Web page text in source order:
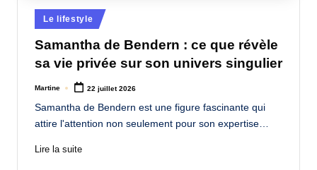
Posted
in
Le lifestyle
Samantha de Bendern : ce que révèle
sa vie privée sur son univers singulier
Posted
Martine 22 juillet 2026
Samantha de Bendern est une figure fascinante qui
attire l'attention non seulement pour son expertise…
Lire la suite